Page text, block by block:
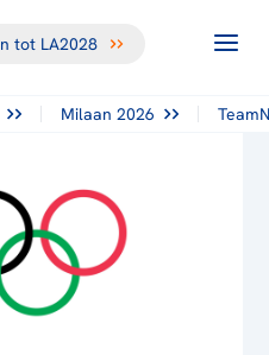
tot LA2028
Milaan 2026